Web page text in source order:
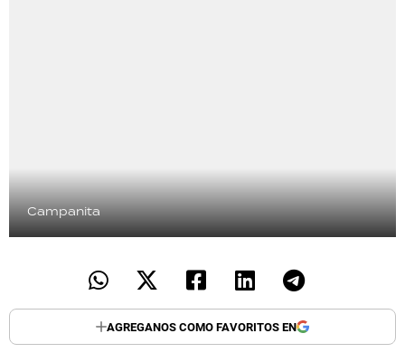
Campanita
AGREGANOS COMO FAVORITOS EN